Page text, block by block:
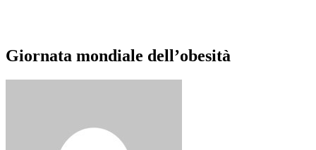
Giornata mondiale dell’obesità